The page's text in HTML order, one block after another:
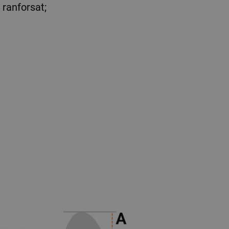
ranforsat;